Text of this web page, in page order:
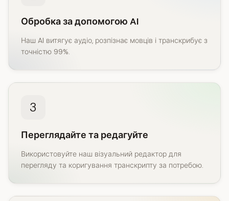
Обробка за допомогою AI
Наш AI витягує аудіо, розпізнає мовців і транскрибує з
точністю 99%.
3
Переглядайте та редагуйте
Використовуйте наш візуальний редактор для
перегляду та коригування транскрипту за потребою.